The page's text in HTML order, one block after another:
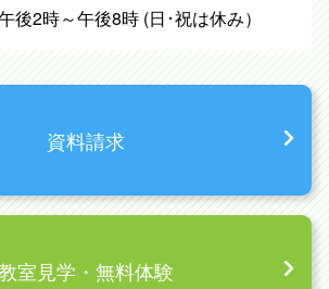
後2時～午後8時 (日･祝は休み）
資料請求
室見学・無料体験